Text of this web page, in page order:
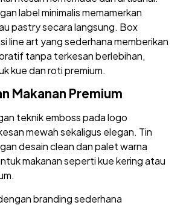
label minimalis memamerkan
pastry secara langsung. Box
line art yang sederhana memberikan
tanpa terkesan berlebihan,
kue dan roti premium.
Makanan Premium
teknik emboss pada logo
mewah sekaligus elegan. Tin
desain clean dan palet warna
makanan seperti kue kering atau
branding sederhana